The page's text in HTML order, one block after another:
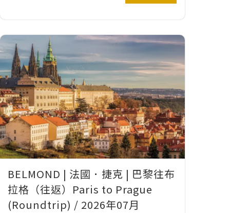
BELMOND | 法國．捷克 | 巴黎往布
拉格（往返）Paris to Prague
(Roundtrip) / 2026年07月